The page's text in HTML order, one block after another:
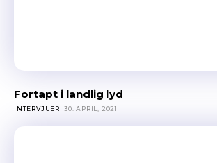
Fortapt i landlig lyd
INTERVJUER 30. APRIL, 2021